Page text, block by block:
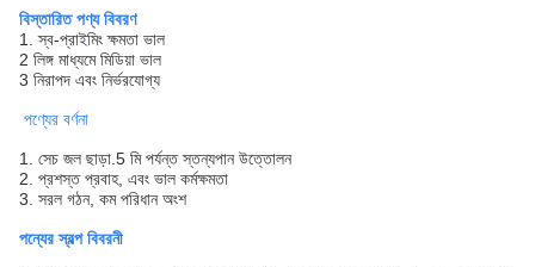
বিস্তারিত পণ্য বিবরণ
1. স্ব-প্রাইমিং ক্ষমতা ভাল
2 লিঙ্গ মাধ্যমে মিডিয়া ভাল
3 নিরাপদ এবং নির্ভরযোগ্য
পণ্যের বর্ণনা
1. সেচ জল ছাড়া.5 মি পর্যন্ত স্তন্যপান উত্তোলন
2. প্রশস্ত প্রবাহ, এবং ভাল কর্মক্ষমতা
3. সরল গঠন, কম পরিধান অংশ
পন্যের স্বল্প বিবরনী